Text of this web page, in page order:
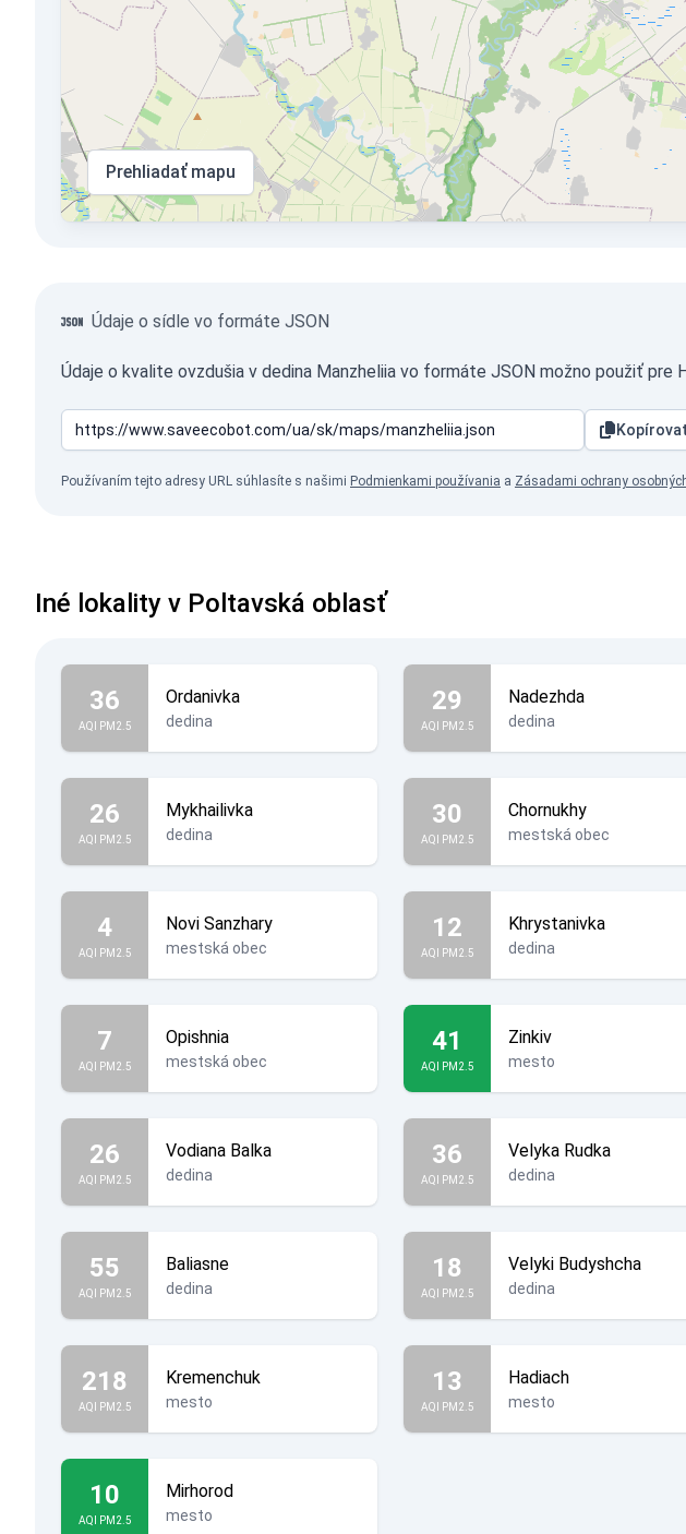
Prehliadať mapu
Údaje o sídle vo formáte JSON
Údaje o kvalite ovzdušia v dedina Manzheliia vo formáte JSON možno použiť
Používaním tejto adresy URL súhlasíte s našimi Podmienkami používania a Zásadami ochrany
Iné lokality v Poltavská oblasť
36
AQI PM2.5
Ordanivka
dedina
29
AQI PM2.5
Nadezhda
dedina
26
AQI PM2.5
Mykhailivka
dedina
30
AQI PM2.5
Chornukhy
mestská obec
4
AQI PM2.5
Novi Sanzhary
mestská obec
12
AQI PM2.5
Khrystanivka
dedina
7
AQI PM2.5
Opishnia
mestská obec
41
AQI PM2.5
Zinkiv
mesto
26
AQI PM2.5
Vodiana Balka
dedina
36
AQI PM2.5
Velyka Rudka
dedina
55
AQI PM2.5
Baliasne
dedina
18
AQI PM2.5
Velyki Budyshcha
dedina
218
AQI PM2.5
Kremenchuk
mesto
13
AQI PM2.5
Hadiach
mesto
10
AQI PM2.5
Mirhorod
mesto